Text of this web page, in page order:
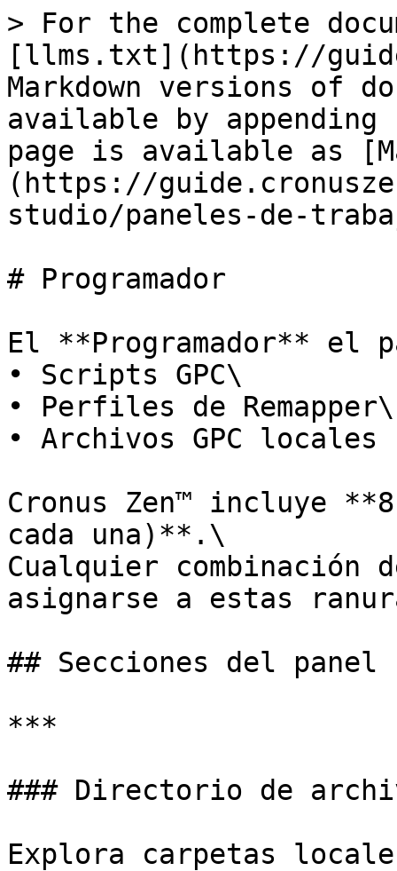
> For the complete
[llms.txt](https://
Markdown versions of
available by
page is available as
(https://
studio/paneles-de-
# Programador
El **Programador** el
• Scripts GPC\
• Perfiles de Remapper\
• Archivos GPC locales
Cronus Zen™ incluye
cada una)**.\
Cualquier
asignarse a estas
## Secciones del panel
***
### Directorio de
Explora carpetas